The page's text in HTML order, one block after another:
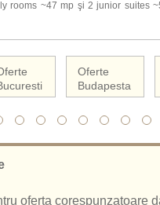
rooms ~47 mp şi 2 junior suites
minibar, acces internet Wi-Fi,
joaca pentru copii, miniclub,
amenajat si un mini club pentru copii,
Oferte
Budapesta
oferta corespunzatoare